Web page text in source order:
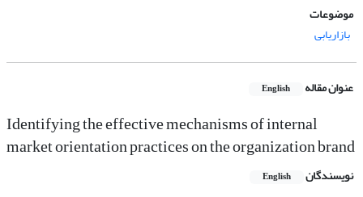
موضوعات
بازاریابی
عنوان مقاله English
Identifying the effective mechanisms of internal
market orientation practices on the organization brand
نویسندگان English